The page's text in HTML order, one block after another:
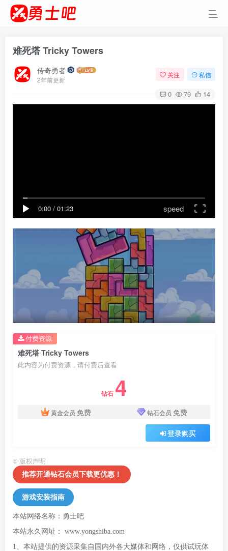
难死塔 Tricky Towers
传奇勇者
2年前更新
关注 私信
0 79 14
0:00 / 01:23 speed
难死塔 Tricky Towers
此内容为付费资源，请付费后查看
钻石 4
黄金会员 免费 钻石会员 免费
登录购买
付费资源
© 版权声明
推荐开通钻石会员下载更优惠！
游戏安装指南
本站网络名称：勇士吧
本站永久网址： www.yongshiba.com
1、本站提供的资源采集自国内外各大媒体和网络，仅供试玩体